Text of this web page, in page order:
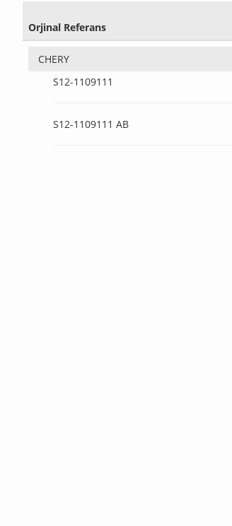
Orjinal Referans
CHERY
S12-1109111
S12-1109111 AB